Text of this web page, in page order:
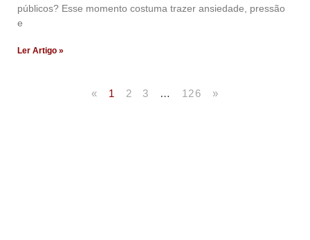
públicos? Esse momento costuma trazer ansiedade, pressão
e
Ler Artigo »
« 1 2 3 … 126 »